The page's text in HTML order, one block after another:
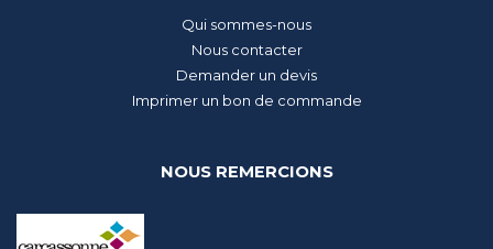
Qui sommes-nous
Nous contacter
Demander un devis
Imprimer un bon de commande
NOUS REMERCIONS